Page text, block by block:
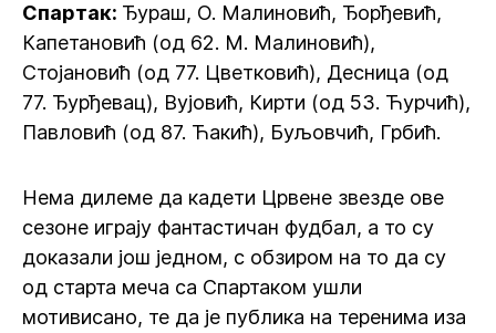
Спартак: Ђураш, О. Малиновић, Ђорђевић,
Капетановић (од 62. М. Малиновић),
Стојановић (од 77. Цветковић), Десница (од
77. Ђурђевац), Вујовић, Кирти (од 53. Ћурчић),
Павловић (од 87. Ћакић), Буљовчић, Грбић.
Нема дилеме да кадети Црвене звезде ове
сезоне играју фантастичан фудбал, а то су
доказали још једном, с обзиром на то да су
од старта меча са Спартаком ушли
мотивисано, те да је публика на теренима иза